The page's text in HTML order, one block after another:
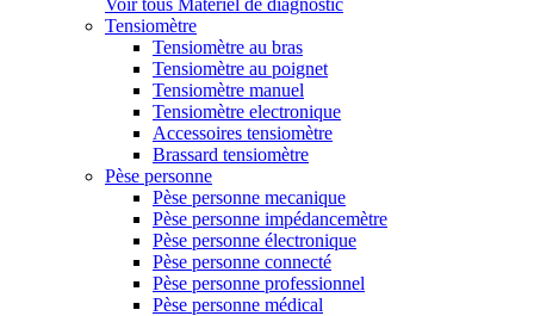
Voir tous Matériel de diagnostic
Tensiomètre
Tensiomètre au bras
Tensiomètre au poignet
Tensiomètre manuel
Tensiomètre electronique
Accessoires tensiomètre
Brassard tensiomètre
Pèse personne
Pèse personne mecanique
Pèse personne impédancemètre
Pèse personne électronique
Pèse personne connecté
Pèse personne professionnel
Pèse personne médical